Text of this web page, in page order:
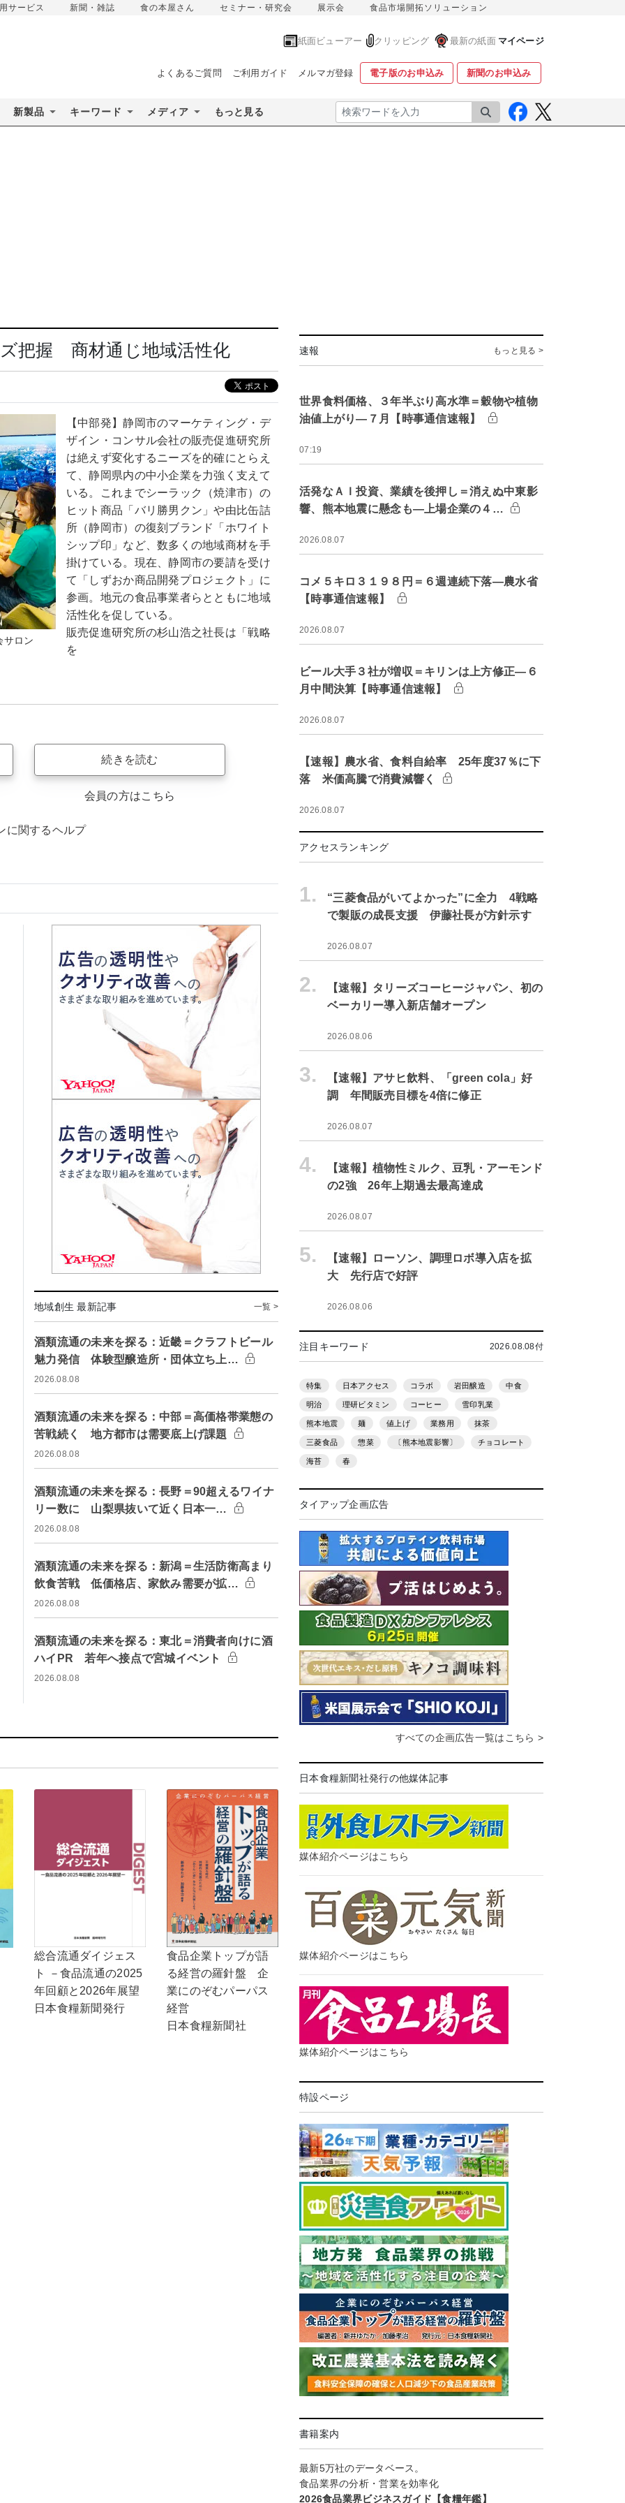
サービス 新聞・雑誌 食の本屋さん セミナー・研究会 展示会 食品市場開拓ソリューション
紙面ビューアー クリッピング 最新の紙面 マイページ
よくあるご質問 ご利用ガイド メルマガ登録 電子版のお申込み 新聞のお申込み
新製品 キーワード メディア もっと見る 検索
把握 商材通じ地域活性化
サロン
【中部発】静岡市のマーケティング・デ
ザイン・コンサル会社の販売促進研究所
は絶えず変化するニーズを的確にとらえ
て、静岡県内の中小企業を力強く支えて
いる。これまでシーラック（焼津市）の
ヒット商品「バリ勝男クン」や由比缶詰
所（静岡市）の復刻ブランド「ホワイト
シップ印」など、数多くの地域商材を手
掛けている。現在、静岡市の要請を受け
て「しずおか商品開発プロジェクト」に
参画。地元の食品事業者らとともに地域
活性化を促している。
販売促進研究所の杉山浩之社長は「戦略
を
続きを読む
会員の方はこちら
に関するヘルプ
地域創生 最新記事 一覧 >
酒類流通の未来を探る：近畿＝クラフトビール
魅力発信 体験型醸造所・団体立ち上…
2026.08.08
酒類流通の未来を探る：中部＝高価格帯業態の
苦戦続く 地方都市は需要底上げ課題
2026.08.08
酒類流通の未来を探る：長野＝90超えるワイナ
リー数に 山梨県抜いて近く日本一…
2026.08.08
酒類流通の未来を探る：新潟＝生活防衛高まり
飲食苦戦 低価格店、家飲み需要が拡…
2026.08.08
酒類流通の未来を探る：東北＝消費者向けに酒
ハイPR 若年へ接点で宮城イベント
2026.08.08
総合流通ダイジェス
ト －食品流通の2025
年回顧と2026年展望
日本食糧新聞発行
食品企業トップが語
る経営の羅針盤 企
業にのぞむパーパス
経営
日本食糧新聞社
速報 もっと見る >
世界食料価格、３年半ぶり高水準＝穀物や植物
油値上がり―７月【時事通信速報】
07:19
活発なＡＩ投資、業績を後押し＝消えぬ中東影
響、熊本地震に懸念も―上場企業の４…
2026.08.07
コメ５キロ３１９８円＝６週連続下落―農水省
【時事通信速報】
2026.08.07
ビール大手３社が増収＝キリンは上方修正―６
月中間決算【時事通信速報】
2026.08.07
【速報】農水省、食料自給率 25年度37％に下
落 米価高騰で消費減響く
2026.08.07
アクセスランキング
1.
“三菱食品がいてよかった”に全力 4戦略
で製販の成長支援 伊藤社長が方針示す
2026.08.07
2.
【速報】タリーズコーヒージャパン、初の
ベーカリー導入新店舗オープン
2026.08.06
3.
【速報】アサヒ飲料、「green cola」好
調 年間販売目標を4倍に修正
2026.08.07
4.
【速報】植物性ミルク、豆乳・アーモンド
の2強 26年上期過去最高達成
2026.08.07
5.
【速報】ローソン、調理ロボ導入店を拡
大 先行店で好評
2026.08.06
注目キーワード 2026.08.08付
特集 日本アクセス コラボ 岩田醸造 中食
明治 理研ビタミン コーヒー 雪印乳業
熊本地震 麺 値上げ 業務用 抹茶
三菱食品 惣菜 〔熊本地震影響〕 チョコレート
海苔 春
タイアップ企画広告
すべての企画広告一覧はこちら >
日本食糧新聞社発行の他媒体記事
媒体紹介ページはこちら
媒体紹介ページはこちら
媒体紹介ページはこちら
特設ページ
書籍案内
最新5万社のデータベース。
食品業界の分析・営業を効率化
2026食品業界ビジネスガイド【食糧年鑑】